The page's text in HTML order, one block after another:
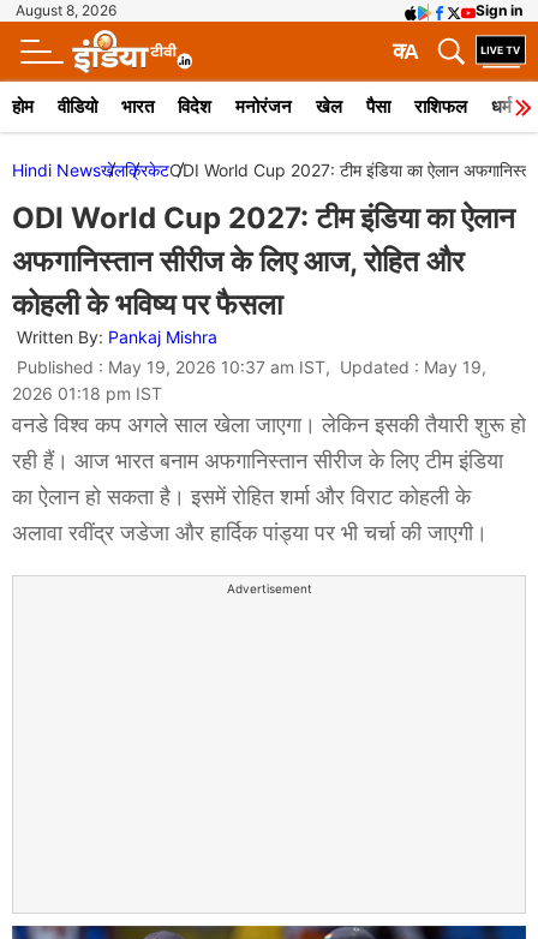
August 8, 2026 Sign in
A
क
होम वीडियो भारत विदेश मनोरंजन खेल पैसा राशिफल धर्म
Hindi Newsखेलक्रिकेटODI World Cup 2027: टीम इंडिया का ऐलान
ODI World Cup 2027: टीम इंडिया का ऐलान
अफगानिस्तान सीरीज के लिए आज, रोहित और
कोहली के भविष्य पर फैसला
Written By: Pankaj Mishra
Published : May 19, 2026 10:37 am IST, Updated : May 19,
2026 01:18 pm IST
वनडे विश्व कप अगले साल खेला जाएगा। लेकिन इसकी तैयारी शुरू हो
रही हैं। आज भारत बनाम अफगानिस्तान सीरीज के लिए टीम इंडिया
का ऐलान हो सकता है। इसमें रोहित शर्मा और विराट कोहली के
अलावा रवींद्र जडेजा और हार्दिक पांड्या पर भी चर्चा की जाएगी।
Advertisement